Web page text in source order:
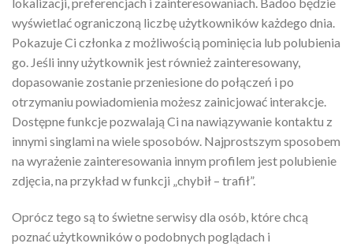
wyświetlać ograniczoną liczbę użytkowników każdego dnia.
Pokazuje Ci członka z możliwością pominięcia lub polubienia
go. Jeśli inny użytkownik jest również zainteresowany,
dopasowanie zostanie przeniesione do połączeń i po
otrzymaniu powiadomienia możesz zainicjować interakcje.
Dostępne funkcje pozwalają Ci na nawiązywanie kontaktu z
innymi singlami na wiele sposobów. Najprostszym sposobem
na wyrażenie zainteresowania innym profilem jest polubienie
zdjęcia, na przykład w funkcji „chybił – trafił”.
Oprócz tego są to świetne serwisy dla osób, które chcą
poznać użytkowników o podobnych poglądach i